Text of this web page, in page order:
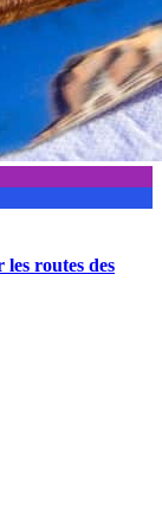
routes des